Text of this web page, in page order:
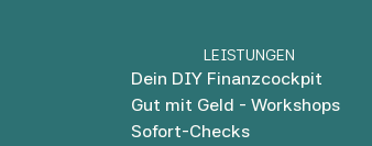
LEISTUNGEN
Dein DIY Finanzcockpit
Gut mit Geld - Workshops
Sofort-Checks